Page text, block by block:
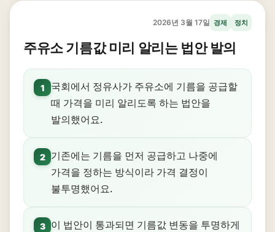
2026년 3월 17일 경제 정치
주유소 기름값 미리 알리는 법안 발의
1
국회에서 정유사가 주유소에 기름을 공급할
때 가격을 미리 알리도록 하는 법안을
발의했어요.
2
기존에는 기름을 먼저 공급하고 나중에
가격을 정하는 방식이라 가격 결정이
불투명했어요.
3
이 법안이 통과되면 기름값 변동을 투명하게